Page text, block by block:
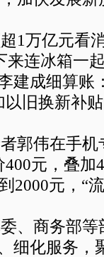
1万亿元看
来连冰箱一
建成细算账
旧换新补
郭伟在手
元，叠加
2000元，“
、商务部
细化服务，